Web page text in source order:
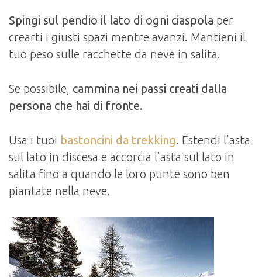
Spingi sul pendio il lato di ogni ciaspola per
crearti i giusti spazi mentre avanzi. Mantieni il
tuo peso sulle racchette da neve in salita.
Se possibile, cammina nei passi creati dalla
persona che hai di fronte.
Usa i tuoi bastoncini da trekking. Estendi l’asta
sul lato in discesa e accorcia l’asta sul lato in
salita fino a quando le loro punte sono ben
piantate nella neve.